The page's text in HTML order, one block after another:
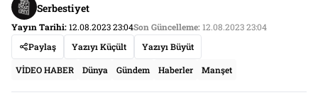
Serbestiyet
Yayın Tarihi:12.08.2023 23:04Son Güncelleme:12.08.2023 23:04
Paylaş
Yazıyı Küçült Yazıyı Büyüt
VİDEO HABER Dünya Gündem Haberler Manşet